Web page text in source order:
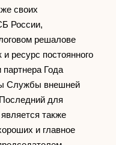
своих
России,
решалове
ресурс постоянного
партнера Года
Службы внешней
для
также
и главное